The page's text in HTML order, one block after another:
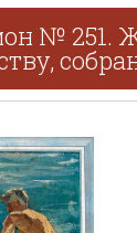
№ 251.